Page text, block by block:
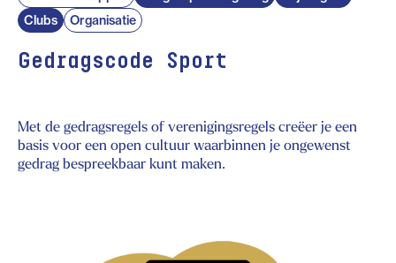
Clubs
Organisatie
Gedragscode Sport
Met de gedragsregels of verenigingsregels creëer je een
basis voor een open cultuur waarbinnen je ongewenst
gedrag bespreekbaar kunt maken.